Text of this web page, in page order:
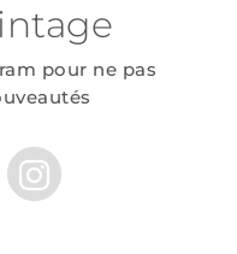
pour ne pas